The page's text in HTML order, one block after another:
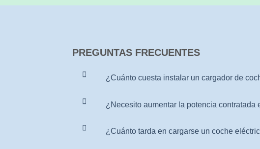
PREGUNTAS FRECUENTES
¿Cuánto cuesta instalar un cargador de
¿Necesito aumentar la potencia contratada
¿Cuánto tarda en cargarse un coche